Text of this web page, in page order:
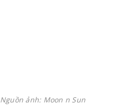
Nguồn ảnh: Moon n Sun